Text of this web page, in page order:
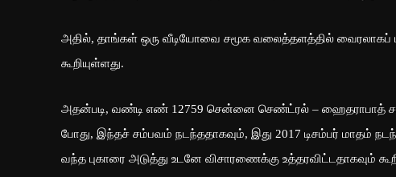
அதில், தாங்கள் ஒரு வீடியோவை சமூக வலைத்தளத்தில் வைரலாகப்
கூறியுள்ளது.
அதன்படி, வண்டி எண் 12759 சென்னை செண்ட்ரல் – ஹைதராபாத்
போது, இந்தச் சம்பவம் நடந்ததாகவும், இது 2017 டிசம்பர் மாதம்
வந்த புகாரை அடுத்து உடனே விசாரணைக்கு உத்தரவிட்டதாகவும்